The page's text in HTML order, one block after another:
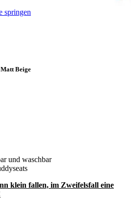
springen
Beige
und waschbar
klein fallen, im Zweifelsfall eine